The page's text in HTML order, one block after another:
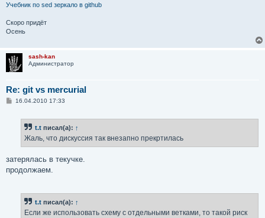
Учебник по sed зеркало в github
Скоро придёт
Осень
sash-kan
Администратор
Re: git vs mercurial
С
е
16.04.2010 17:33
t.t писал(а): ↑
Жаль, что дискуссия так внезапно прекртилась
затерялась в текучке.
продолжаем.
t.t писал(а): ↑
Если же использовать схему с отдельными ветками, то такой риск